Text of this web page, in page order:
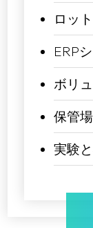
ロッ
ERP
ボリ
保管
実験